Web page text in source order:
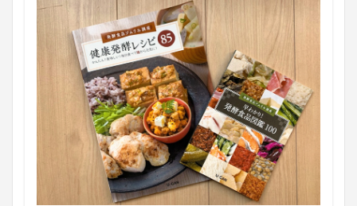
アオハルレシピ
wordpress
Webデザイン
Webデザイナー
Premiere Pro
Photoshop
NMB
Illustrator
HP制作
アウトドア料理
イタリアン
フードスタイリング
テーブルコーディネート
フードスタイリスト
フードコーディネーターとの違い